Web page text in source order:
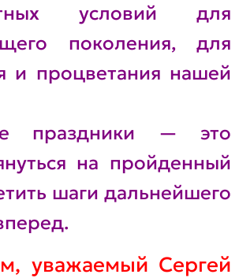
условий для
поколения, для
и процветания нашей
праздники — это
на пройденный
шаги дальнейшего
уважаемый Сергей